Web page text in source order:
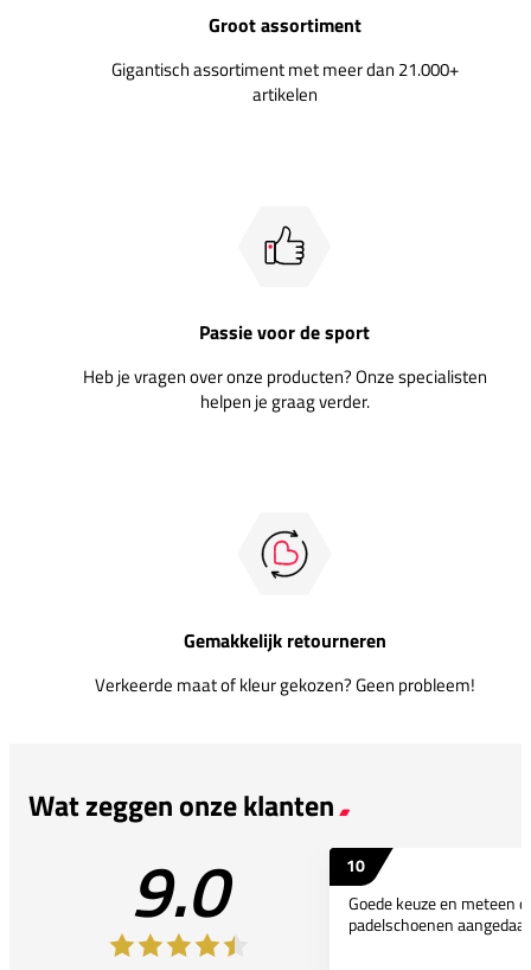
Groot assortiment
Gigantisch assortiment met meer dan 21.000+
artikelen
Passie voor de sport
Heb je vragen over onze producten? Onze specialisten
helpen je graag verder.
Gemakkelijk retourneren
Verkeerde maat of kleur gekozen? Geen probleem!
Wat zeggen onze klanten
9.0
10
Goede keuze en meteen
padelschoenen